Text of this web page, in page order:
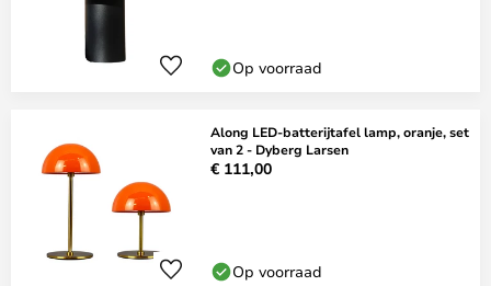
Op voorraad
Along LED-batterijtafel lamp, oranje, set
van 2 - Dyberg Larsen
€ 111,00
Op voorraad